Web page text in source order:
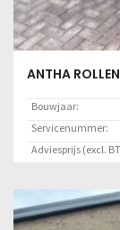
ANTHA
Bouwjaar:
Servicenummer:
Adviesprijs (excl.